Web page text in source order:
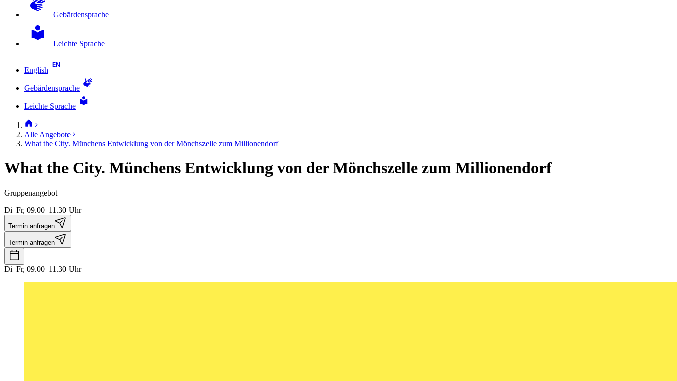
Gebärdensprache
Leichte Sprache
English
Gebärdensprache
Leichte Sprache
Alle Angebote
What the City. Münchens Entwicklung von der Mönchszelle zum Millionendorf
What the City. Münchens Entwicklung von der Mönchszelle zum Millionendorf
Gruppenangebot
Di–Fr, 09.00–11.30 Uhr
Termin anfragen
Termin anfragen
Di–Fr, 09.00–11.30 Uhr